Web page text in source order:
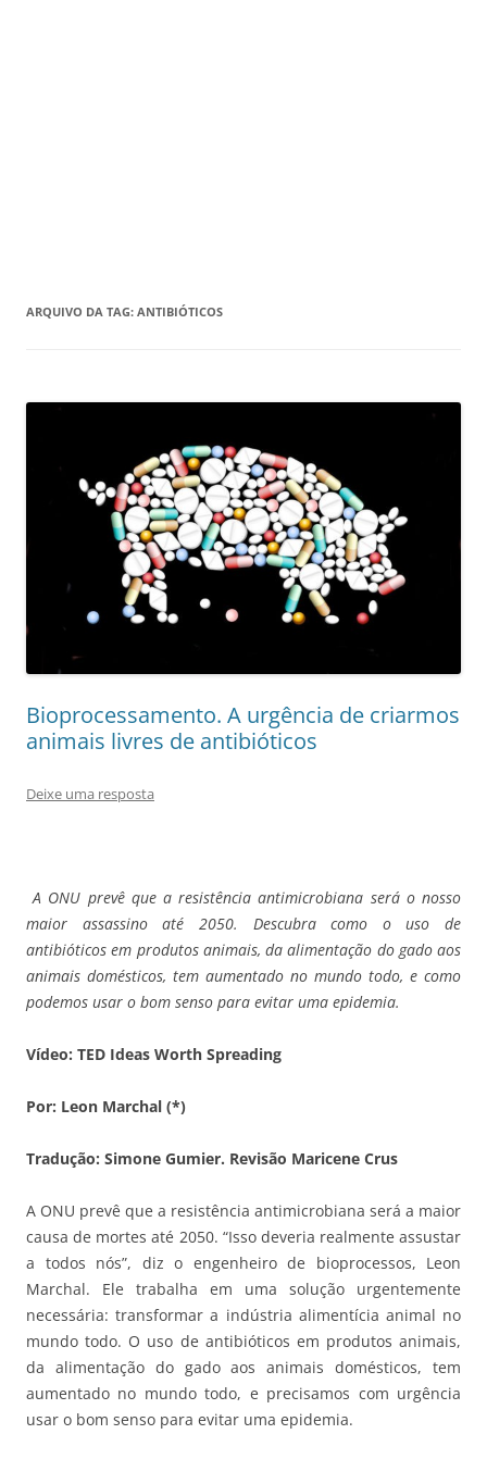
ARQUIVO DA TAG: ANTIBIÓTICOS
Bioprocessamento. A urgência de criarmos
animais livres de antibióticos
Deixe uma resposta
A ONU prevê que a resistência antimicrobiana será o nosso
maior assassino até 2050. Descubra como o uso de
antibióticos em produtos animais, da alimentação do gado aos
animais domésticos, tem aumentado no mundo todo, e como
podemos usar o bom senso para evitar uma epidemia.
Vídeo: TED Ideas Worth Spreading
Por: Leon Marchal (*)
Tradução: Simone Gumier. Revisão Maricene Crus
A ONU prevê que a resistência antimicrobiana será a maior
causa de mortes até 2050. “Isso deveria realmente assustar
a todos nós”, diz o engenheiro de bioprocessos, Leon
Marchal. Ele trabalha em uma solução urgentemente
necessária: transformar a indústria alimentícia animal no
mundo todo. O uso de antibióticos em produtos animais,
da alimentação do gado aos animais domésticos, tem
aumentado no mundo todo, e precisamos com urgência
usar o bom senso para evitar uma epidemia.